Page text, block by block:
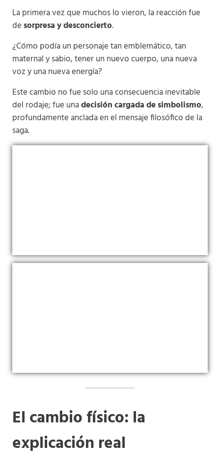
La primera vez que muchos lo vieron, la reacción fue
de sorpresa y desconcierto.
¿Cómo podía un personaje tan emblemático, tan
maternal y sabio, tener un nuevo cuerpo, una nueva
voz y una nueva energía?
Este cambio no fue solo una consecuencia inevitable
del rodaje; fue unadecisión cargada de simbolismo,
profundamente anclada en el mensaje filosófico de la
saga.
El cambio físico: la
explicación real